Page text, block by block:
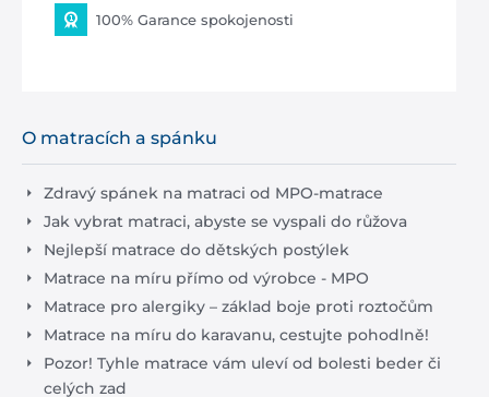
100% Garance spokojenosti
O matracích a spánku
Zdravý spánek na matraci od MPO-matrace
Jak vybrat matraci, abyste se vyspali do růžova
Nejlepší matrace do dětských postýlek
Matrace na míru přímo od výrobce - MPO
Matrace pro alergiky – základ boje proti roztočům
Matrace na míru do karavanu, cestujte pohodlně!
Pozor! Tyhle matrace vám uleví od bolesti beder či
celých zad